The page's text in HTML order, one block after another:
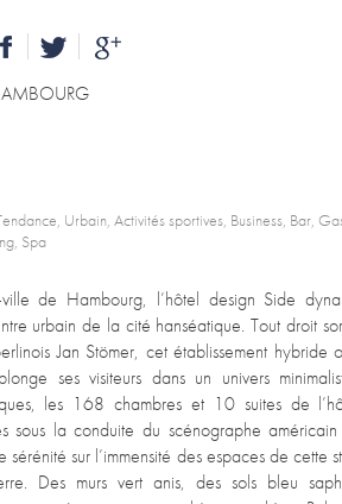
Urbain, Activités sportives, Business, Bar,
Spa
de Hambourg, l’hôtel design Side
urbain de la cité hanséatique. Tout droit
Jan Stömer, cet établissement hybride
ses visiteurs dans un univers
les 168 chambres et 10 suites de
sous la conduite du scénographe
sérénité sur l’immensité des espaces de cette
Des murs vert anis, des sols bleu